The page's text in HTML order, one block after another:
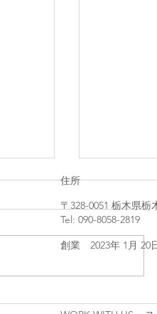
住所
〒328-0051 栃木県栃
Tel: 090-8058-2819
創業 2023年 1月